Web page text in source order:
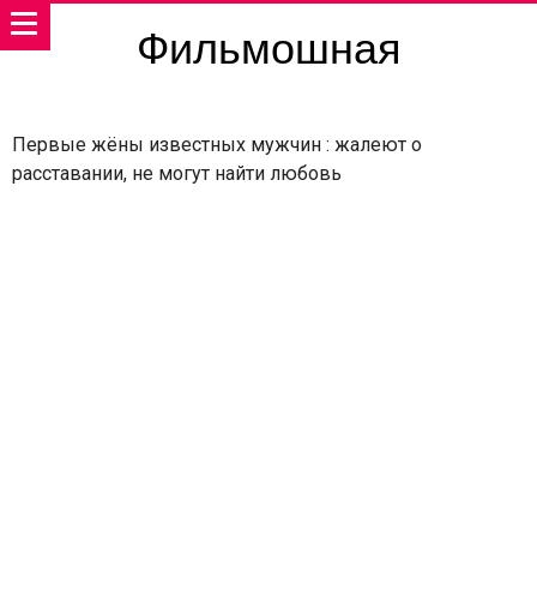
Фильмошная
Первые жёны известных мужчин : жалеют о
расставании, не могут найти любовь